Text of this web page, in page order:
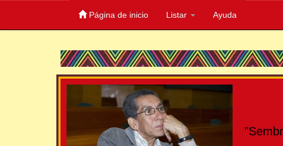
Página de inicio Listar Ayuda